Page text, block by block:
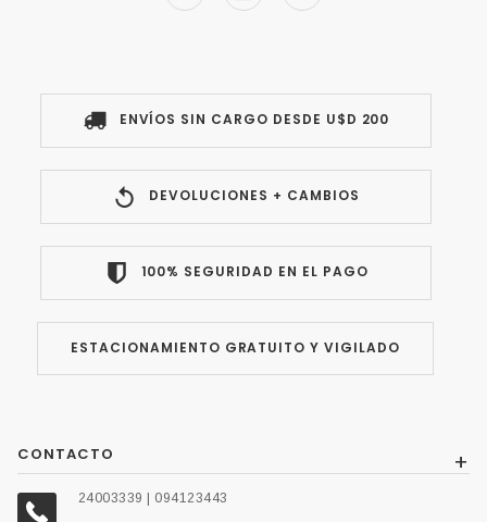
ENVÍOS SIN CARGO DESDE U$D 200
DEVOLUCIONES + CAMBIOS
100% SEGURIDAD EN EL PAGO
ESTACIONAMIENTO GRATUITO Y VIGILADO
CONTACTO
24003339 | 094123443